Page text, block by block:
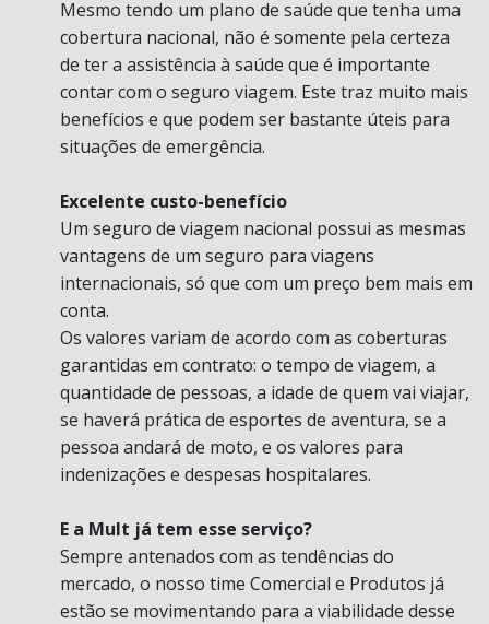
Mesmo tendo um plano de saúde que tenha uma
cobertura nacional, não é somente pela certeza
de ter a assistência à saúde que é importante
contar com o seguro viagem. Este traz muito mais
benefícios e que podem ser bastante úteis para
situações de emergência.
Excelente custo-benefício
Um seguro de viagem nacional possui as mesmas
vantagens de um seguro para viagens
internacionais, só que com um preço bem mais em
conta.
Os valores variam de acordo com as coberturas
garantidas em contrato: o tempo de viagem, a
quantidade de pessoas, a idade de quem vai viajar,
se haverá prática de esportes de aventura, se a
pessoa andará de moto, e os valores para
indenizações e despesas hospitalares.
E a Mult já tem esse serviço?
Sempre antenados com as tendências do
mercado, o nosso time Comercial e Produtos já
estão se movimentando para a viabilidade desse